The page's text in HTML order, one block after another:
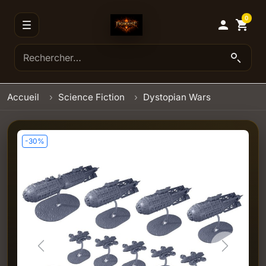
 shopping_cart
0
Accueil Science Fiction Dystopian Wars
-30%
Previous Next